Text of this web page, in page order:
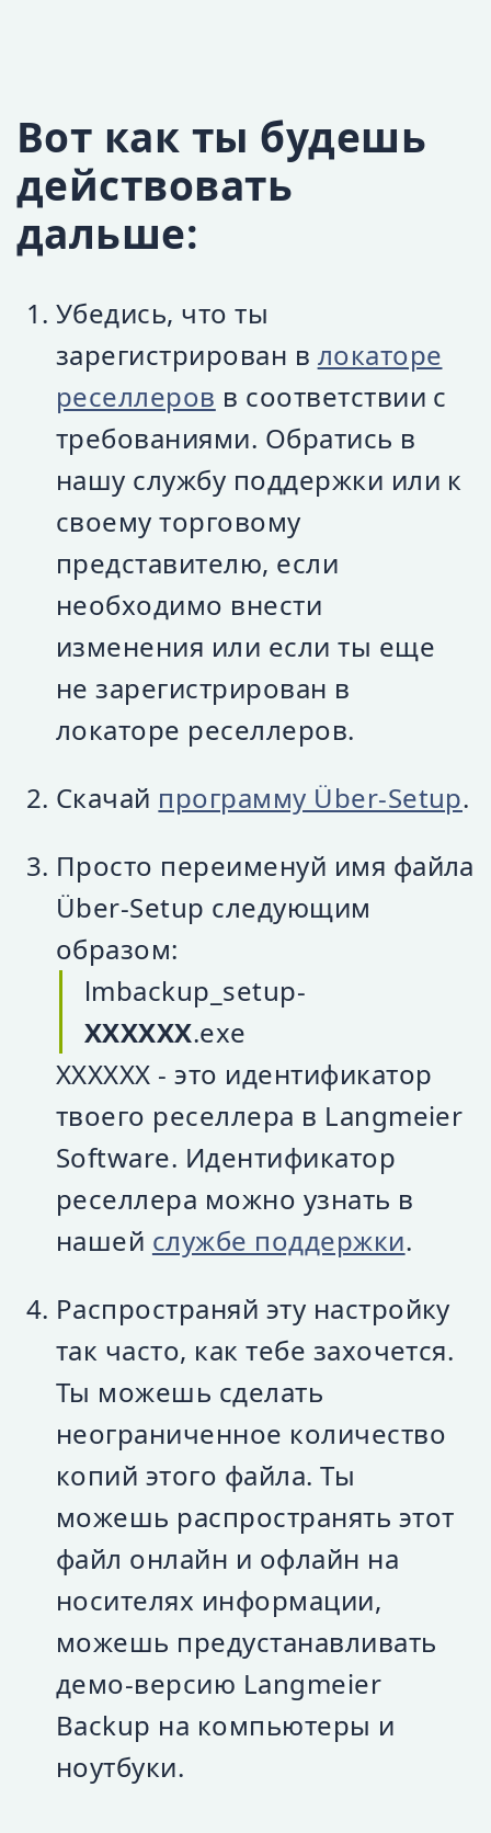
Вот как ты будешь
действовать
дальше:
Убедись, что ты
зарегистрирован в локаторе
реселлеров в соответствии с
требованиями. Обратись в
нашу службу поддержки или к
своему торговому
представителю, если
необходимо внести
изменения или если ты еще
не зарегистрирован в
локаторе реселлеров.
Скачай программу Über-Setup.
Просто переименуй имя файла
Über-Setup следующим
образом:
lmbackup_setup-
XXXXXX.exe
XXXXXX - это идентификатор
твоего реселлера в Langmeier
Software. Идентификатор
реселлера можно узнать в
нашей службе поддержки.
Распространяй эту настройку
так часто, как тебе захочется.
Ты можешь сделать
неограниченное количество
копий этого файла. Ты
можешь распространять этот
файл онлайн и офлайн на
носителях информации,
можешь предустанавливать
демо-версию Langmeier
Backup на компьютеры и
ноутбуки.